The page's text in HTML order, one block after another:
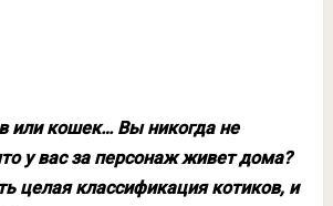
или кошек… Вы никогда не
у вас за персонаж живет дома?
целая классификация котиков, и